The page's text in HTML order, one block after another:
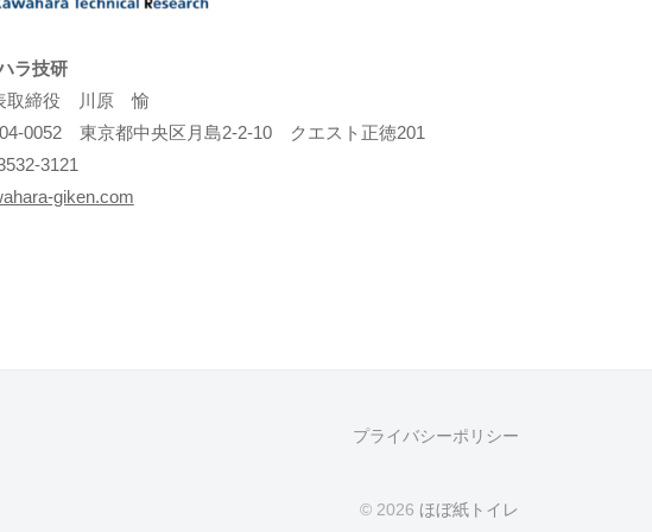
ラ技研
取締役 川原 愉
0052 東京都中央区月島2-2-10 クエスト正徳201
3121
giken.com
プライバシーポリシー
© 2026 ほぼ紙トイレ